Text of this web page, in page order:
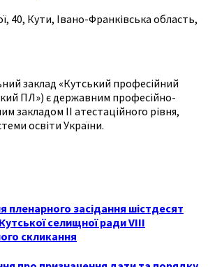
40, Кути, Івано-Франківська область,
заклад «Кутський професійний
ПЛ») є державним професійно-
закладом ІІ атестаційного рівня,
освіти України.
пленарного засідання шістдесят
Кутської селищної ради VIII
скликання